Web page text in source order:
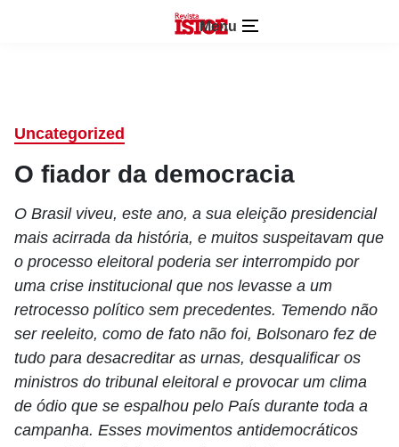
Menu
Uncategorized
O fiador da democracia
O Brasil viveu, este ano, a sua eleição presidencial
mais acirrada da história, e muitos suspeitavam que
o processo eleitoral poderia ser interrompido por
uma crise institucional que nos levasse a um
retrocesso político sem precedentes. Temendo não
ser reeleito, como de fato não foi, Bolsonaro fez de
tudo para desacreditar as urnas, desqualificar os
ministros do tribunal eleitoral e provocar um clima
de ódio que se espalhou pelo País durante toda a
campanha. Esses movimentos antidemocráticos